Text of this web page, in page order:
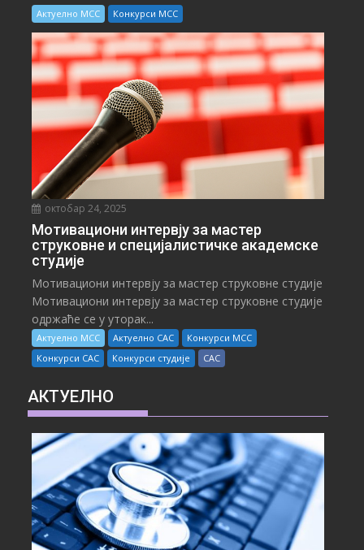
Актуелно МСС Конкурси МСС
октобар 24, 2025
Мотивациони интервју за мастер
струковне и специјалистичке академске
студије
Мотивациони интервју за мастер струковне студије
Мотивациони интервју за мастер струковне студије
одржаће се у уторак...
Актуелно МСС Актуелно САС
Конкурси МСС
Конкурси САС
Конкурси студије САС
АКТУЕЛНО